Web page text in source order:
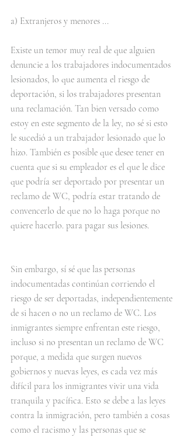
a) Extranjeros y menores ...
Existe un temor muy real de que alguien
denuncie a los trabajadores indocumentados
lesionados, lo que aumenta el riesgo de
deportación, si los trabajadores presentan
una reclamación. Tan bien versado como
estoy en este segmento de la ley, no sé si esto
le sucedió a un trabajador lesionado que lo
hizo. También es posible que desee tener en
cuenta que si su empleador es el que le dice
que podría ser deportado por presentar un
reclamo de WC, podría estar tratando de
convencerlo de que no lo haga porque no
quiere hacerlo. para pagar sus lesiones.
Sin embargo, sí sé que las personas
indocumentadas continúan corriendo el
riesgo de ser deportadas, independientemente
de si hacen o no un reclamo de WC. Los
inmigrantes siempre enfrentan este riesgo,
incluso si no presentan un reclamo de WC
porque, a medida que surgen nuevos
gobiernos y nuevas leyes, es cada vez más
difícil para los inmigrantes vivir una vida
tranquila y pacífica. Esto se debe a las leyes
contra la inmigración, pero también a cosas
como el racismo y las personas que se